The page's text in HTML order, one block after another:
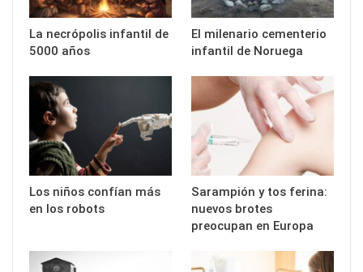
La necrópolis infantil de
5000 años
El milenario cementerio
infantil de Noruega
Los niños confían más
en los robots
Sarampión y tos ferina:
nuevos brotes
preocupan en Europa